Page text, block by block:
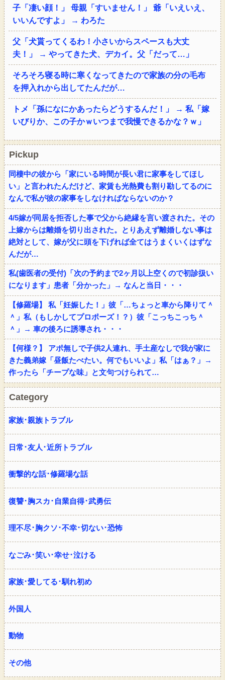
子「凄い顔！」 母親「すいません！」 爺「いえいえ、
いいんですよ」 → わろた
父「犬貰ってくるわ！小さいからスペースも大丈
夫！」 → やってきた犬、デカイ。父「だって…」
そろそろ寝る時に寒くなってきたので家族の分の毛布
を押入れから出してたんだが…
トメ「孫になにかあったらどうするんだ！」 → 私「嫁
いびりか、この子かｗいつまで我慢できるかな？ｗ」
Pickup
同棲中の彼から「家にいる時間が長い君に家事をしてほし
い」と言われたんだけど、家賃も光熱費も割り勘してるのに
なんで私が彼の家事をしなければならないのか？
4/5嫁が同居を拒否した事で父から絶縁を言い渡された。その
上嫁からは離婚を切り出された。とりあえず離婚しない事は
絶対として、嫁が父に頭を下げれば全てはうまくいくはずな
んだが…
私(歯医者の受付)「次の予約まで2ヶ月以上空くので初診扱い
になります」患者「分かった」→ なんと当日・・・
【修羅場】 私「妊娠した！」彼「…ちょっと車から降りて＾
＾」私（もしかしてプロポーズ！？）彼「こっちこっち＾
＾」→ 車の後ろに誘導され・・・
【何様？】 アポ無しで子供2人連れ、手土産なしで我が家に
きた義弟嫁「昼飯たべたい。何でもいいよ」私「はぁ？」→
作ったら「チープな味」と文句つけられて…
Category
家族･親族トラブル
日常･友人･近所トラブル
衝撃的な話･修羅場な話
復讐･胸スカ･自業自得･武勇伝
理不尽･胸クソ･不幸･切ない･恐怖
なごみ･笑い･幸せ･泣ける
家族･愛してる･馴れ初め
外国人
動物
その他